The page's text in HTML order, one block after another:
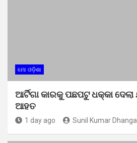
ମୋ ଓଡ଼ିଶା
ଆର୍ଟିଗା କାରକୁ ପଛପଟୁ ଧକ୍କା ଦେଲା
ଆହତ
1 day ago Sunil Kumar